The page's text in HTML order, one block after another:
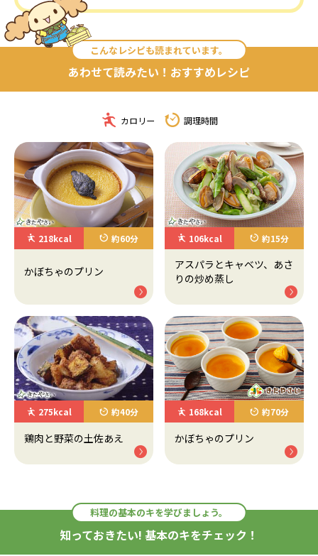
こんなレシピも読まれています。
あわせて読みたい！おすすめレシピ
カロリー 調理時間
218kcal 約60分
かぼちゃのプリン
106kcal 約15分
アスパラとキャベツ、あさ
りの炒め蒸し
275kcal 約40分
鶏肉と野菜の土佐あえ
168kcal 約70分
かぼちゃのプリン
料理の基本のキを学びましょう。
知っておきたい! 基本のキをチェック！